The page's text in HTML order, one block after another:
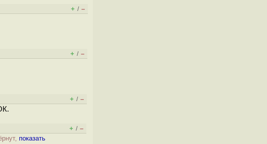
+ / –
+ / –
+ / –
+ / –
показать